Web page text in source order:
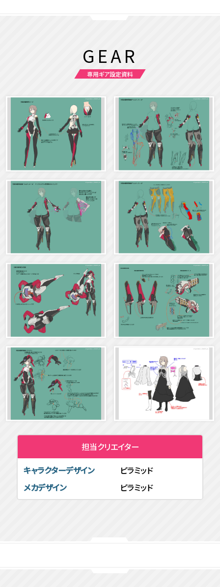
GEAR
専用ギア設定資料
担当クリエイター
キャラクターデザイン
ピラミッド
メカデザイン
ピラミッド